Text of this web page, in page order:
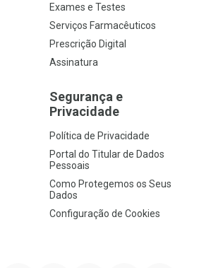
Exames e Testes
Serviços Farmacêuticos
Prescrição Digital
Assinatura
Segurança e
Privacidade
Política de Privacidade
Portal do Titular de Dados
Pessoais
Como Protegemos os Seus
Dados
Configuração de Cookies